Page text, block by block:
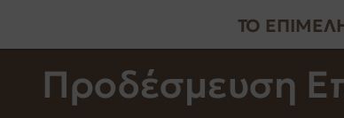
ΤΟ
Προδέσμευση